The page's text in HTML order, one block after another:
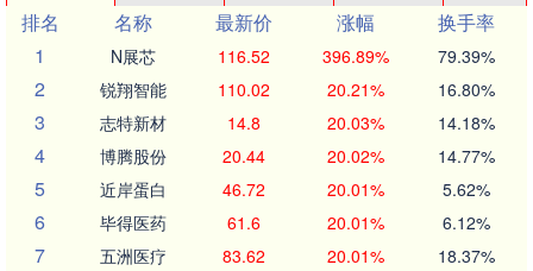
排名
名称 最新价 涨幅
换手率
1
N展芯 116.52 396.89% 79.39%
2 锐翔智能 110.02 20.21% 16.80%
3 志特新材 14.8 20.03% 14.18%
4 博腾股份 20.44 20.02% 14.77%
5 近岸蛋白 46.72 20.01% 5.62%
6 毕得医药 61.6 20.01% 6.12%
7 五洲医疗 83.62 20.01% 18.37%